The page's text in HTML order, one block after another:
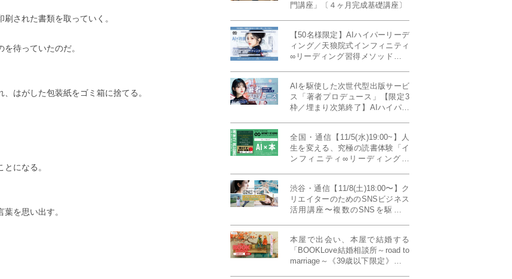
された書類を取っていく。
待っていたのだ。
はがした包装紙をゴミ箱に捨てる。
になる。
を思い出す。
門講座」〔４ヶ月完成基礎講座〕
【50名様限定】AIハイパーリーデ
ィング／天狼院式インフィニティ
∞リーディング習得メソッド《４
AIを駆使した次世代型出版サービ
ス「著者プロデュース」【限定3
枠／埋まり次第終了】AIハイパー
全国・通信【11/5(水)19:00~】人
生を変える、究極の読書体験「イ
ンフィニティ∞リーディング／
MILLENNIUM THINKING アメリ
カ最高峰大学の人気講義』
渋谷・通信【11/8(土)18:00〜】ク
リエイターのためのSNSビジネス
活用講座〜複数のSNSを駆使し
成ラボPresents》
本屋で出会い、本屋で結婚する
「BOOKLove結婚相談所～road to
marriage～《39歳以下限定》」全